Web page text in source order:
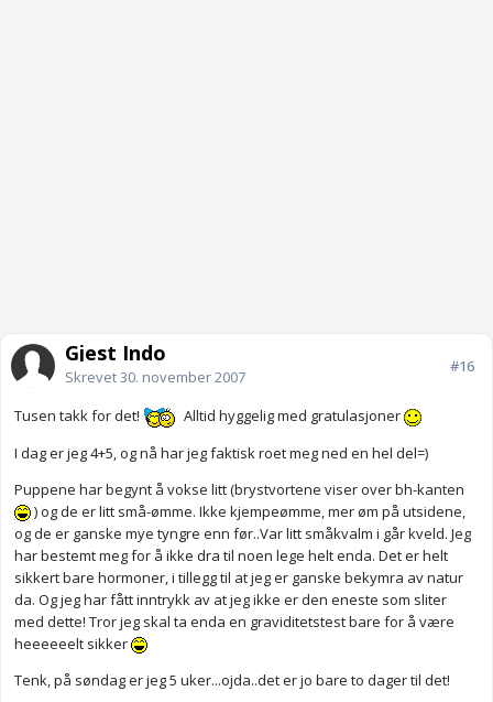
Gjest Indo
Skrevet30. november 2007
#16
Tusen takk for det!
Alltid hyggelig med gratulasjoner
I dag er jeg 4+5, og nå har jeg faktisk roet meg ned en hel del=)
Puppene har begynt å vokse litt (brystvortene viser over bh-kanten
) og de er litt små-ømme. Ikke kjempeømme, mer øm på utsidene,
og de er ganske mye tyngre enn før..Var litt småkvalm i går kveld. Jeg
har bestemt meg for å ikke dra til noen lege helt enda. Det er helt
sikkert bare hormoner, i tillegg til at jeg er ganske bekymra av natur
da. Og jeg har fått inntrykk av at jeg ikke er den eneste som sliter
med dette! Tror jeg skal ta enda en graviditetstest bare for å være
heeeeeelt sikker
Tenk, på søndag er jeg 5 uker...ojda..det er jo bare to dager til det!